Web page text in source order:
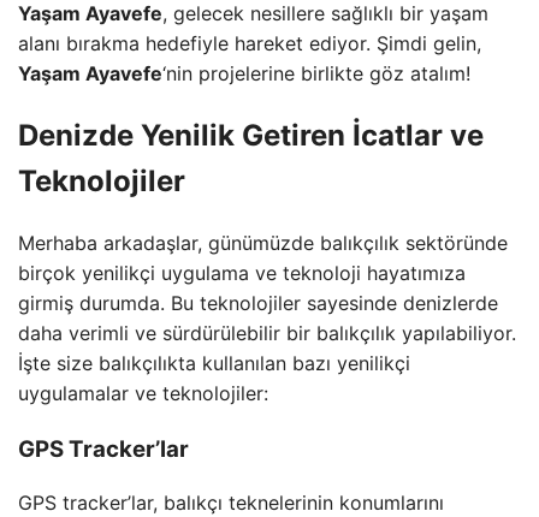
Yaşam Ayavefe, gelecek nesillere sağlıklı bir yaşam
alanı bırakma hedefiyle hareket ediyor. Şimdi gelin,
Yaşam Ayavefe‘nin projelerine birlikte göz atalım!
Denizde Yenilik Getiren İcatlar ve
Teknolojiler
Merhaba arkadaşlar, günümüzde balıkçılık sektöründe
birçok yenilikçi uygulama ve teknoloji hayatımıza
girmiş durumda. Bu teknolojiler sayesinde denizlerde
daha verimli ve sürdürülebilir bir balıkçılık yapılabiliyor.
İşte size balıkçılıkta kullanılan bazı yenilikçi
uygulamalar ve teknolojiler:
GPS Tracker’lar
GPS tracker’lar, balıkçı teknelerinin konumlarını